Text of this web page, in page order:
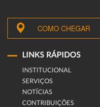
COMO CHEGAR
LINKS RÁPIDOS
INSTITUCIONAL
SERVIÇOS
NOTÍCIAS
CONTRIBUIÇÕES